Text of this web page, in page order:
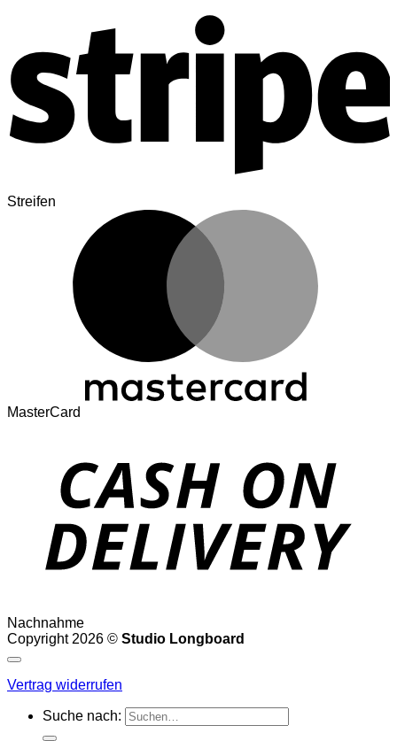
Streifen
MasterCard
Nachnahme
Copyright 2026 © Studio Longboard
Vertrag widerrufen
Suche nach: